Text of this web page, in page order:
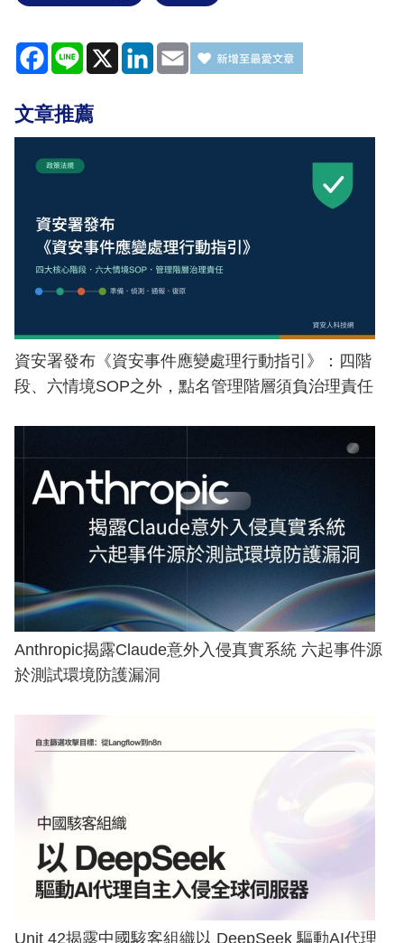
Facebook
Line X LinkedIn
Email
文章推薦
資安署發布《資安事件應變處理行動指引》：四階
段、六情境SOP之外，點名管理階層須負治理責任
Anthropic揭露Claude意外入侵真實系統 六起事件源
於測試環境防護漏洞
Unit 42揭露中國駭客組織以 DeepSeek 驅動AI代理